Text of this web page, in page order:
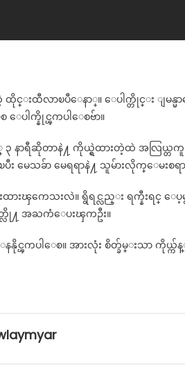
ထိုင္းထီလာၿပီေနာ္။ ေပါက္တိုင္း ျမ
ေပါက္နိုင္ၾကပါေစဗ်ာ။
နာရီဆိုတာနဲ႔ ကိုယ္ရွဲထားတဲ့ထဲ အလြယ္
း မေသခ်ာ မေရရာနဲ႔ သူမ်ားလိုက္ေမးစရ
ၾကေသးလဲ။ ရွိရင္လည္း ရက္နီးရင္ ေပ့
တ္လို႔ အႀကံေပးၾကဦး။
နနိုင္ၾကပါေစ။ အားလုံး စိတ္ခ်မ္းသာ ကို